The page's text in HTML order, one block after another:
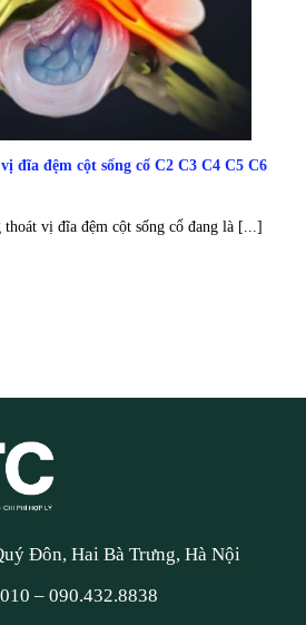
đĩa đệm cột sống cổ C2 C3 C4 C5 C6
vị đĩa đệm cột sống cổ đang là [...]
Đôn, Hai Bà Trưng, Hà Nội
–090.432.8838